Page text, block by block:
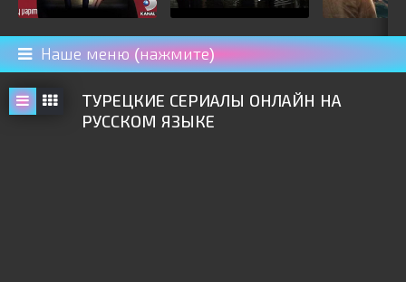
Наше меню (нажмите)
ТУРЕЦКИЕ СЕРИАЛЫ ОНЛАЙН НА
РУССКОМ ЯЗЫКЕ